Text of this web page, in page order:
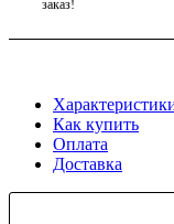
заказ!
Как купить
Оплата
Доставка